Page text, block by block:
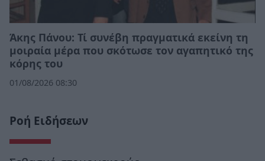
Άκης Πάνου: Τί συνέβη πραγματικά εκείνη τη
μοιραία μέρα που σκότωσε τον αγαπητικό της
κόρης του
01/08/2026 08:30
Ροή Ειδήσεων